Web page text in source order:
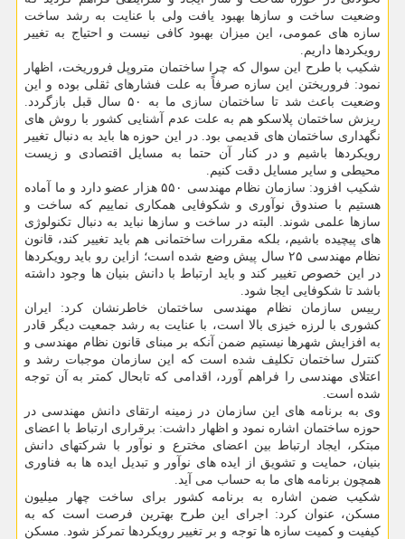
وضعیت ساخت و سازها بهبود یافت ولی با عنایت به رشد ساخت
سازه های عمومی، این میزان بهبود کافی نیست و احتیاج به تغییر
رویکردها داریم.
شکیب با طرح این سوال که چرا ساختمان متروپل فروریخت، اظهار
نمود: فروریختن این سازه صرفاً به علت فشارهای ثقلی بوده و این
وضعیت باعث شد تا ساختمان سازی ما به ۵۰ سال قبل بازگردد.
ریزش ساختمان پلاسکو هم به علت عدم آشنایی کشور با روش های
نگهداری ساختمان های قدیمی بود. در این حوزه ها باید به دنبال تغییر
رویکردها باشیم و در کنار آن حتما به مسایل اقتصادی و زیست
محیطی و سایر مسایل دقت کنیم.
شکیب افزود: سازمان نظام مهندسی ۵۵۰ هزار عضو دارد و ما آماده
هستیم با صندوق نوآوری و شکوفایی همکاری نماییم که ساخت و
سازها علمی شوند. البته در ساخت و سازها نباید به دنبال تکنولوژی
های پیچیده باشیم، بلکه مقررات ساختمانی هم باید تغییر کند، قانون
نظام مهندسی ۲۵ سال پیش وضع شده است؛ ازاین رو باید رویکردها
در این خصوص تغییر کند و باید ارتباط با دانش بنیان ها وجود داشته
باشد تا شکوفایی ایجا شود.
رییس سازمان نظام مهندسی ساختمان خاطرنشان کرد: ایران
کشوری با لرزه خیزی بالا است، با عنایت به رشد جمعیت دیگر قادر
به افزایش شهرها نیستیم ضمن آنکه بر مبنای قانون نظام مهندسی و
کنترل ساختمان تکلیف شده است که این سازمان موجبات رشد و
اعتلای مهندسی را فراهم آورد، اقدامی که تابحال کمتر به آن توجه
شده است.
وی به برنامه های این سازمان در زمینه ارتقای دانش مهندسی در
حوزه ساختمان اشاره نمود و اظهار داشت: برقراری ارتباط با اعضای
مبتکر، ایجاد ارتباط بین اعضای مخترع و نوآور با شرکتهای دانش
بنیان، حمایت و تشویق از ایده های نوآور و تبدیل ایده ها به فناوری
همچون برنامه های ما به حساب می آید.
شکیب ضمن اشاره به برنامه کشور برای ساخت چهار میلیون
مسکن، عنوان کرد: اجرای این طرح بهترین فرصت است که به
کیفیت و کمیت سازه ها توجه و بر تغییر رویکردها تمرکز شود. مسکن